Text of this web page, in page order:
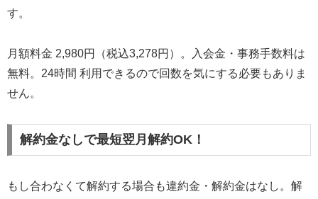
す。
月額料金 2,980円（税込3,278円）。入会金・事務手数料は
無料。24時間 利用できるので回数を気にする必要もありま
せん。
解約金なしで最短翌月解約OK！
もし合わなくて解約する場合も違約金・解約金はなし。解